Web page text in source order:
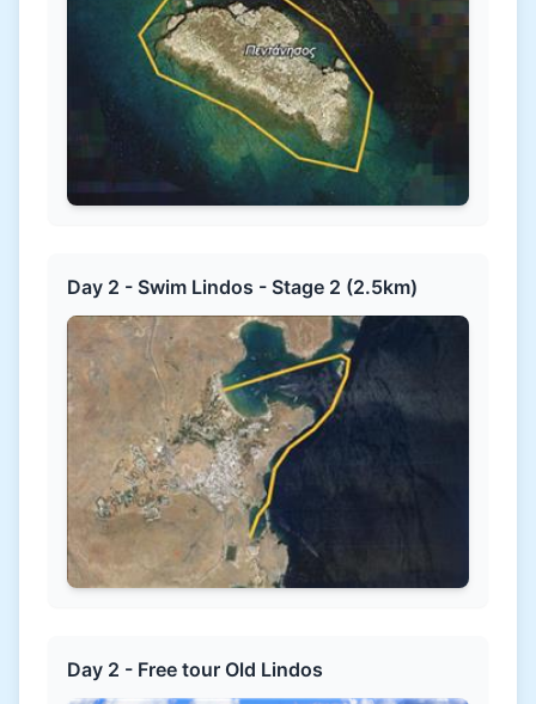
Day 2 - Swim Lindos - Stage 2 (2.5km)
Day 2 - Free tour Old Lindos